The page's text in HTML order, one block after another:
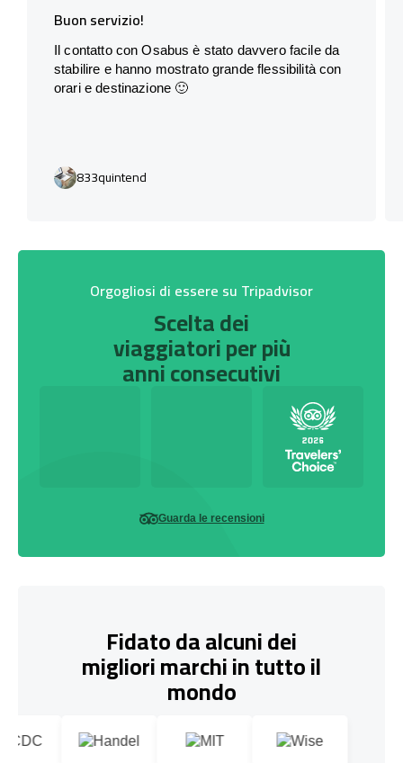
Buon servizio!
Il contatto con Osabus è stato davvero facile da
stabilire e hanno mostrato grande flessibilità con
orari e destinazione 🙂
833quintend
Orgogliosi di essere su Tripadvisor
Scelta dei
viaggiatori per più
anni consecutivi
Guarda le recensioni
Fidato da alcuni dei
migliori marchi in tutto il
mondo